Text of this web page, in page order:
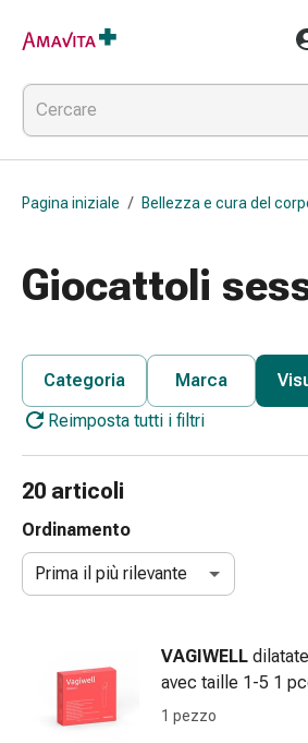
Medicamenti
e
trattamenti
Lesioni
cutanee
e
Compresse
elastiche
dita
Cerotti
di
garza
Bendaggi
adesivi
Bende,
nastri
Pagina iniziale / Bellezza e cura del
Giocattoli
Categoria Marca
Reimposta tutti i filtri
20 articoli
Ordinamento
Prima il più rilevante
VAGIWELL
avec taille 1-5 1
1 pezzo